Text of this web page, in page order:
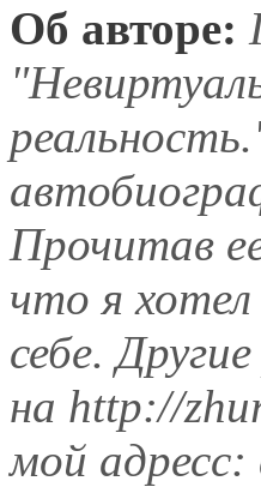
Об авторе:
Прочитав
что я
себе.
на http://
мой